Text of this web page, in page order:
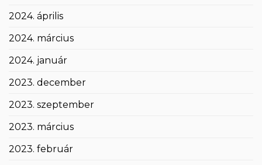
2024. április
2024. március
2024. január
2023. december
2023. szeptember
2023. március
2023. február